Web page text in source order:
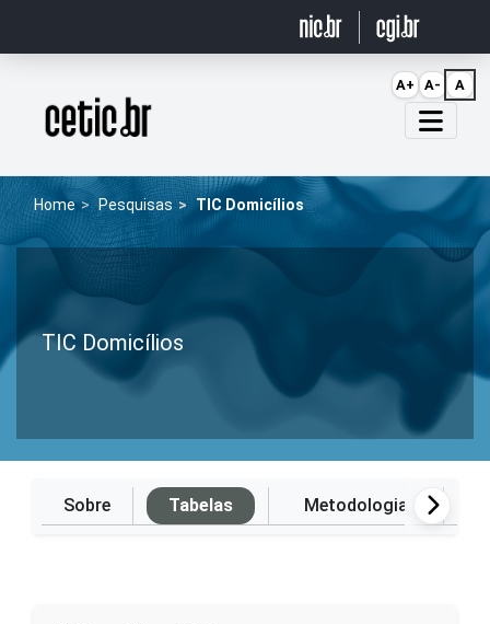
Página inicial
Home Pesquisas TIC Domicílios
TIC Domicílios
Sobre Tabelas Metodologia
A+ A- A